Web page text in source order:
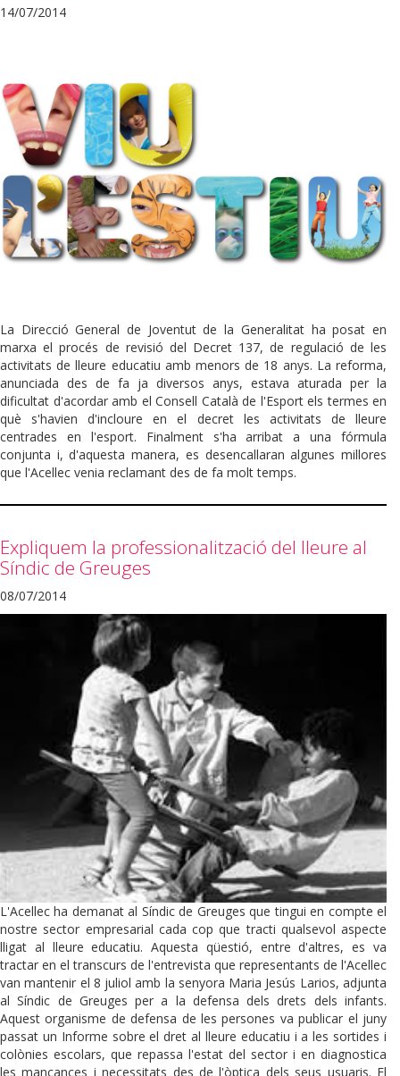
14/07/2014
La Direcció General de Joventut de la Generalitat ha posat en
marxa el procés de revisió del Decret 137, de regulació de les
activitats de lleure educatiu amb menors de 18 anys. La reforma,
anunciada des de fa ja diversos anys, estava aturada per la
dificultat d'acordar amb el Consell Català de l'Esport els termes en
què s'havien d'incloure en el decret les activitats de lleure
centrades en l'esport. Finalment s'ha arribat a una fórmula
conjunta i, d'aquesta manera, es desencallaran algunes millores
que l'Acellec venia reclamant des de fa molt temps.
Expliquem la professionalització del lleure al
Síndic de Greuges
08/07/2014
L'Acellec ha demanat al Síndic de Greuges que tingui en compte el
nostre sector empresarial cada cop que tracti qualsevol aspecte
lligat al lleure educatiu. Aquesta qüestió, entre d'altres, es va
tractar en el transcurs de l'entrevista que representants de l'Acellec
van mantenir el 8 juliol amb la senyora Maria Jesús Larios, adjunta
al Síndic de Greuges per a la defensa dels drets dels infants.
Aquest organisme de defensa de les persones va publicar el juny
passat un Informe sobre el dret al lleure educatiu i a les sortides i
colònies escolars, que repassa l'estat del sector i en diagnostica
les mancances i necessitats des de l'òptica dels seus usuaris. El